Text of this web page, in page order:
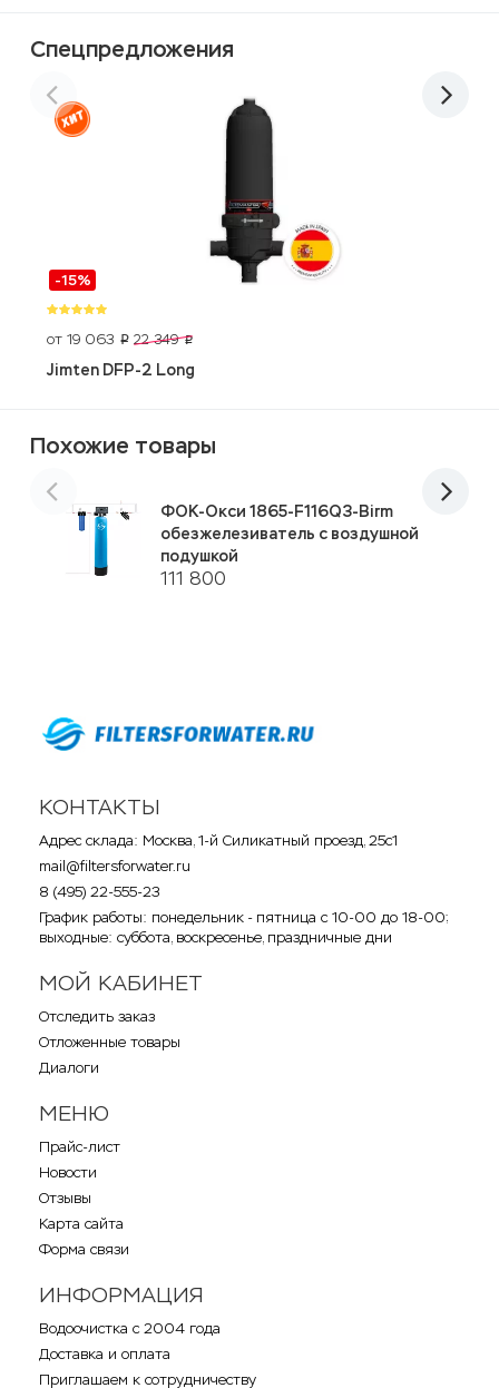
Спецпредложения
-15%
от 19 063 p 22 349 p
Jimten DFP-2 Long
Похожие товары
111 800
ФОК-Окси 1865-F116Q3-Birm
обезжелезиватель с воздушной
подушкой
КОНТАКТЫ
Адрес склада: Москва, 1-й Силикатный проезд, 25с1
mail@filtersforwater.ru
8 (495) 22-555-23
График работы: понедельник - пятница с 10-00 до 18-00;
выходные: суббота, воскресенье, праздничные дни
МОЙ КАБИНЕТ
Отследить заказ
Отложенные товары
Диалоги
МЕНЮ
Прайс-лист
Новости
Отзывы
Карта сайта
Форма связи
ИНФОРМАЦИЯ
Водоочистка с 2004 года
Доставка и оплата
Приглашаем к сотрудничеству